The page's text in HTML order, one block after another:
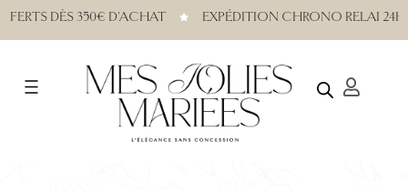
DÈS 350€ D'ACHAT EXPÉDITION CHRONO RELAI 24H